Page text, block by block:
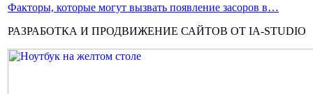
Факторы, которые могут вызвать появление засоров в…
РАЗРАБОТКА И ПРОДВИЖЕНИЕ САЙТОВ ОТ IA-STUDIO